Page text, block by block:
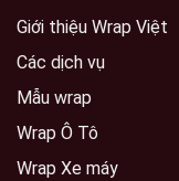
Giới thiệu Wrap Việt
Các dịch vụ
Mẫu wrap
Wrap Ô Tô
Wrap Xe máy